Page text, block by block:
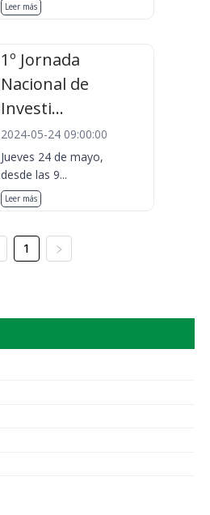
Leer más
1º Jornada
Nacional de
Investi...
2024-05-24 09:00:00
Jueves 24 de mayo,
desde las 9...
Leer más
1